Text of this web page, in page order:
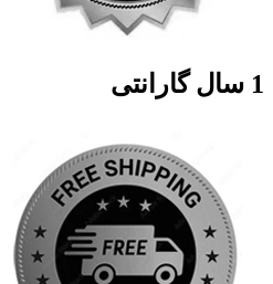
1 سال گارانتی